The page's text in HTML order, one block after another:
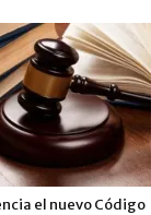
el nuevo Código